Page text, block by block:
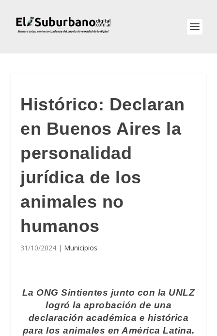
Histórico: Declaran
en Buenos Aires la
personalidad
jurídica de los
animales no
humanos
31/10/2024 | Municipios
La ONG Sintientes junto con la UNLZ
logró la aprobación de una
declaración académica e histórica
para los animales en América Latina.